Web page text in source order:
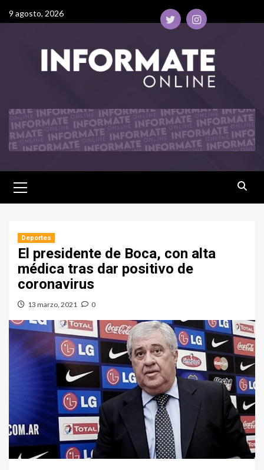
9 agosto, 2026
Deportes
El presidente de Boca, con alta
médica tras dar positivo de
coronavirus
13 marzo, 2021 0